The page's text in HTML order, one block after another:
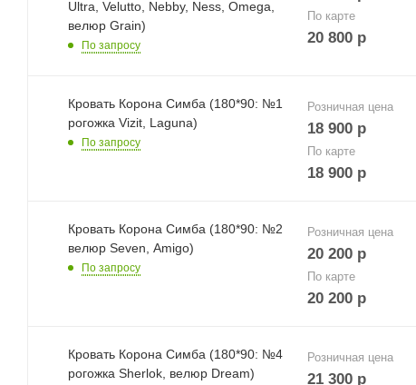
Ultra, Velutto, Nebby, Ness, Omega,
велюр Grain)
По запросу
По карте
20 800р
Кровать Корона Симба (180*90: №1
рогожка Vizit, Laguna)
По запросу
Розничная цена
18 900р
По карте
18 900р
Кровать Корона Симба (180*90: №2
велюр Seven, Amigo)
По запросу
Розничная цена
20 200р
По карте
20 200р
Кровать Корона Симба (180*90: №4
рогожка Sherlok, велюр Dream)
Розничная цена
21 300р